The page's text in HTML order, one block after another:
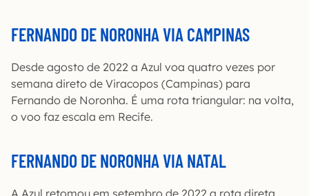
FERNANDO DE NORONHA VIA CAMPINAS
Desde agosto de 2022 a Azul voa quatro vezes por
semana direto de Viracopos (Campinas) para
Fernando de Noronha. É uma rota triangular: na volta,
o voo faz escala em Recife.
FERNANDO DE NORONHA VIA NATAL
A Azul retomou em setembro de 2022 a rota direta